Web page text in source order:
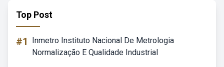
Top Post
#1
Inmetro Instituto Nacional De Metrologia
Normalização E Qualidade Industrial